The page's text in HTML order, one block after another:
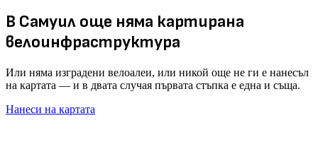
В Самуил още няма картирана
велоинфраструктура
Или няма изградени велоалеи, или никой още не ги е нанесъл
на картата — и в двата случая първата стъпка е една и съща.
Нанеси на картата